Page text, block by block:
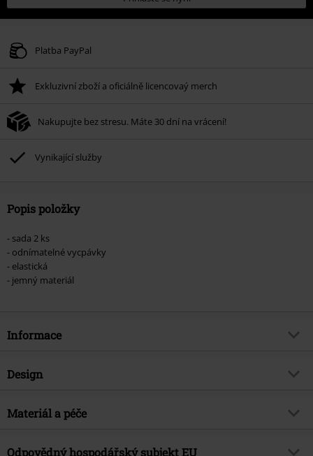
Platba PayPal
Exkluzivní zboží a oficiálně licencovaý merch
Nakupujte bez stresu. Máte 30 dní na vrácení!
Vynikající služby
Popis položky
- sada 2 ks
- odnímatelné vycpávky
- elastická
- jemný materiál
Informace
Zboží č.
Exkluzivně
Ano
Design
Typ výrobku
Vytištěno
Ne
Materiál a péče
Vrchní materiál
90% nylon, 10% elastan
Odpovědný hospodářský subjekt EU